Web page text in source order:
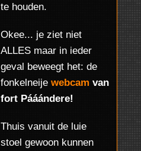
te houden.
Okee... je ziet niet
ALLES maar in ieder
geval beweegt het: de
fonkelneijewebcam van
fort Pááándere!
Thuis vanuit de luie
stoel gewoon kunnen